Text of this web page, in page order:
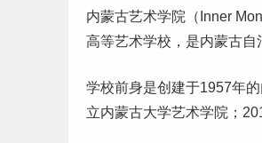
内蒙古艺术学院（Inner
高等艺术学校，是内蒙古自
学校前身是创建于1957年
立内蒙古大学艺术学院；